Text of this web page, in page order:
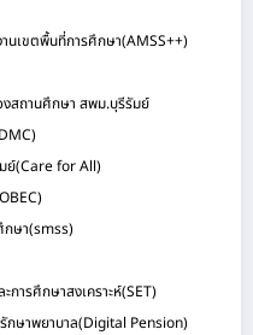
นเขตพื้นที่การศึกษา(AMSS++)
งสถานศึกษา สพม.บุรีรัมย์
ย์(Care for All)
กษา(smss)
การศึกษาสงเคราะห์(SET)
กษาพยาบาล(Digital Pension)